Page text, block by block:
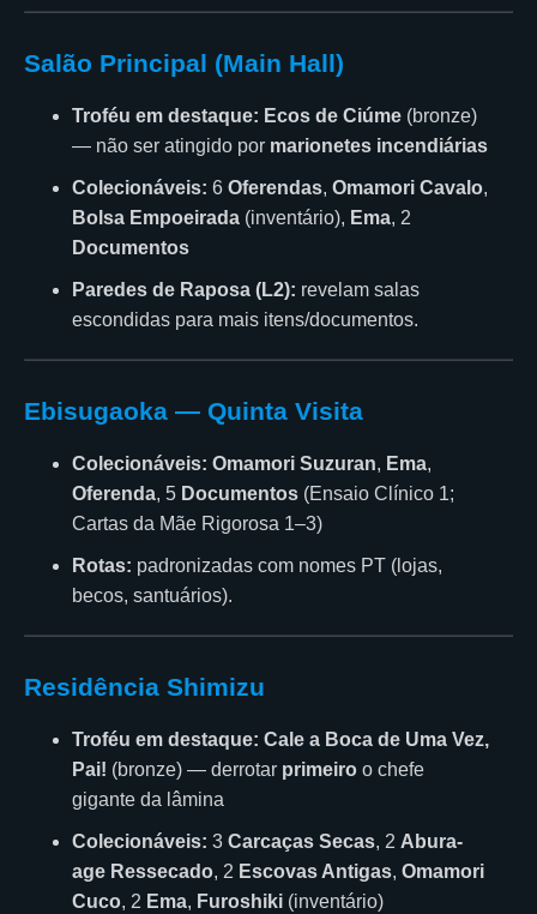
Salão Principal (Main Hall)
Troféu em destaque: Ecos de Ciúme (bronze)
— não ser atingido por marionetes incendiárias
Colecionáveis: 6 Oferendas, Omamori Cavalo,
Bolsa Empoeirada (inventário), Ema, 2
Documentos
Paredes de Raposa (L2): revelam salas
escondidas para mais itens/documentos.
Ebisugaoka — Quinta Visita
Colecionáveis: Omamori Suzuran, Ema,
Oferenda, 5 Documentos (Ensaio Clínico 1;
Cartas da Mãe Rigorosa 1–3)
Rotas: padronizadas com nomes PT (lojas,
becos, santuários).
Residência Shimizu
Troféu em destaque: Cale a Boca de Uma Vez,
Pai! (bronze) — derrotar primeiro o chefe
gigante da lâmina
Colecionáveis: 3 Carcaças Secas, 2 Abura-
age Ressecado, 2 Escovas Antigas, Omamori
Cuco, 2 Ema, Furoshiki (inventário)